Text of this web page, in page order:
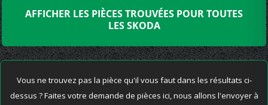
AFFICHER LES PIÈCES TROUVÉES POUR TOUTES
LES SKODA
Vous ne trouvez pas la pièce qu'il vous faut dans les résultats ci-
dessus ? Faites votre demande de pièces ici, nous allons l'envoyer à